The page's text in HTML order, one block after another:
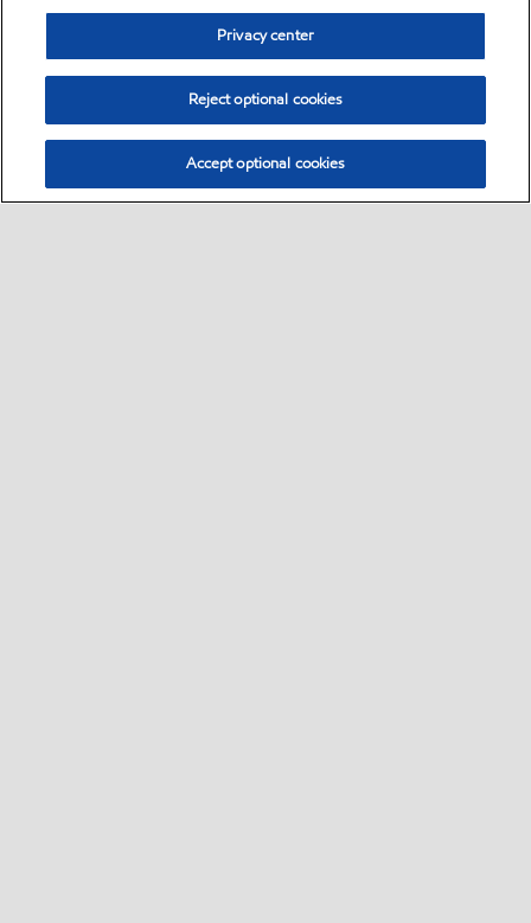
Privacy center
Reject optional cookies
Accept optional cookies